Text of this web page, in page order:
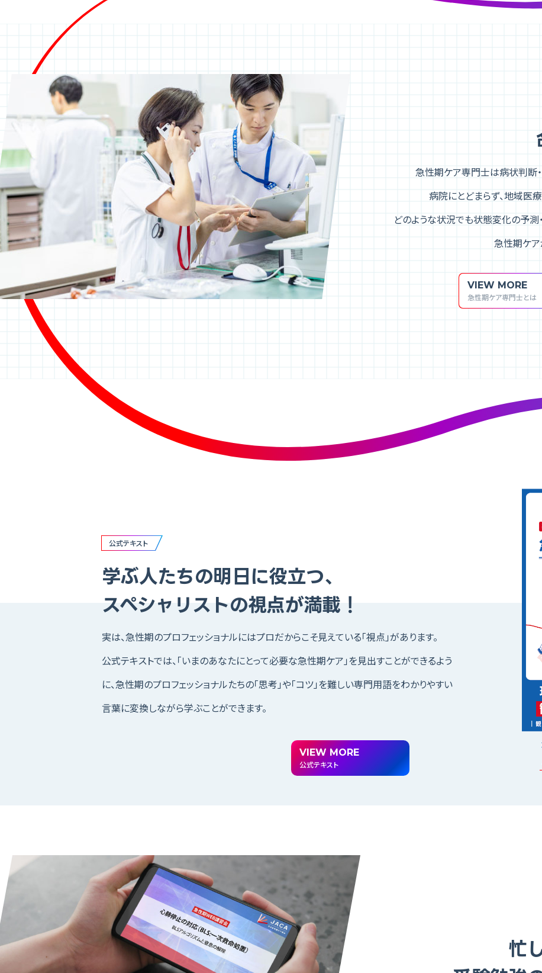
急性期ケア専門士は病状判断
病院にとどまらず、地域医
どのような状況でも状態変化の予測
急性期ケア
VIEW MORE
急性期ケア専門士とは
公式テキスト
学ぶ人たちの明日に役立つ、
スペシャリストの視点が満載！
実は、急性期のプロフェッショナルにはプロだからこそ見えている「視点」があります。
公式テキストでは、「いまのあなたにとって必要な急性期ケア」を見出すことができるよう
に、急性期のプロフェッショナルたちの「思考」や「コツ」を難しい専門用語をわかりやすい
言葉に変換しながら学ぶことができます。
VIEW MORE
公式テキスト
忙